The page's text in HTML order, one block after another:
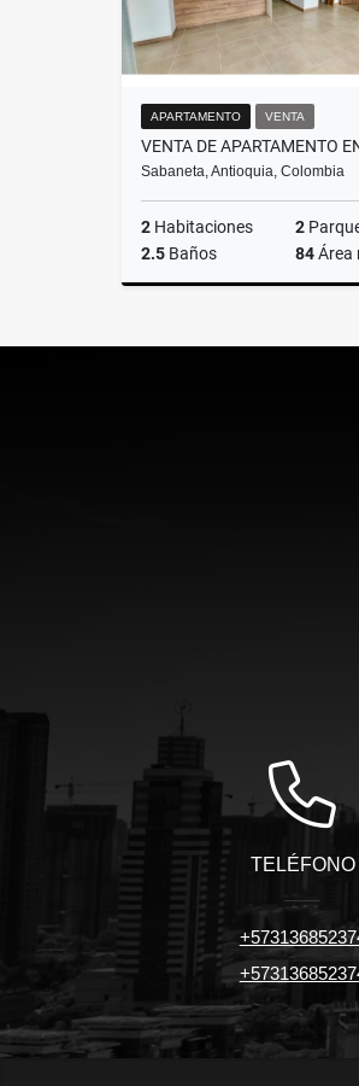
APARTAMENTO VENTA
Sabaneta, Antioquia, Colombia
2 Habitaciones 2
2.5 Baños 84Área
TELÉFONO